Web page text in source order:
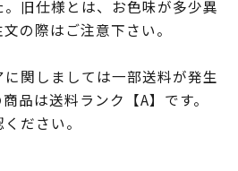
旧仕様とは、お色味が多少異
の際はご注意下さい。
関しましては一部送料が発生
品は送料ランク【A】です。
ださい。